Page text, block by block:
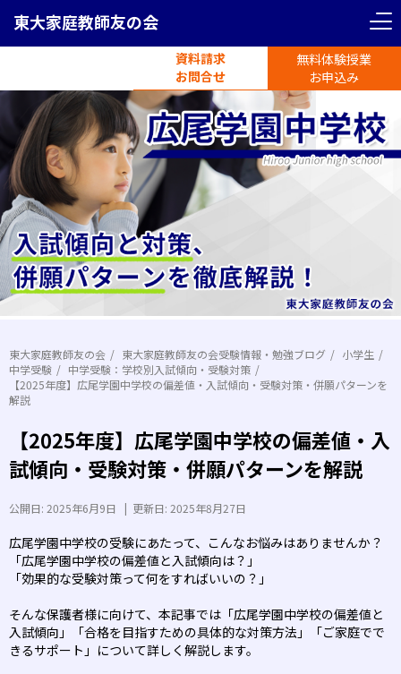
東大家庭教師友の会
資料請求
お問合せ
無料体験授業
お申込み
東大家庭教師友の会 東大家庭教師友の会受験情報・勉強ブログ
小学生
中学受験
中学受験：学校別入試傾向・受験対策
【2025年度】広尾学園中学校の偏差値・入試傾向・受験対策・併願パターンを
解説
【2025年度】広尾学園中学校の偏差値・入
試傾向・受験対策・併願パターンを解説
公開日: 2025年6月9日 | 更新日: 2025年8月27日
広尾学園中学校の受験にあたって、こんなお悩みはありませんか？
「広尾学園中学校の偏差値と入試傾向は？」
「効果的な受験対策って何をすればいいの？」
そんな保護者様に向けて、本記事では「広尾学園中学校の偏差値と
入試傾向」「合格を目指すための具体的な対策方法」「ご家庭でで
きるサポート」について詳しく解説します。